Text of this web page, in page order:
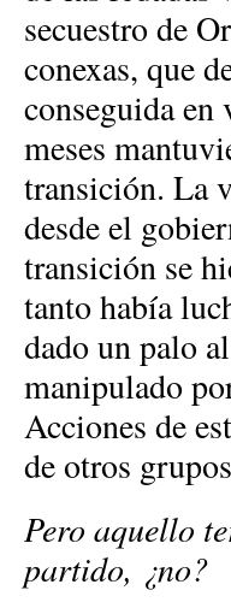
secuestro de
conexas, que
conseguida en
meses
transición. La
desde el
transición se
tanto había
dado un palo
manipulado
Acciones de
de otros
Pero aquello
partido, ¿no?